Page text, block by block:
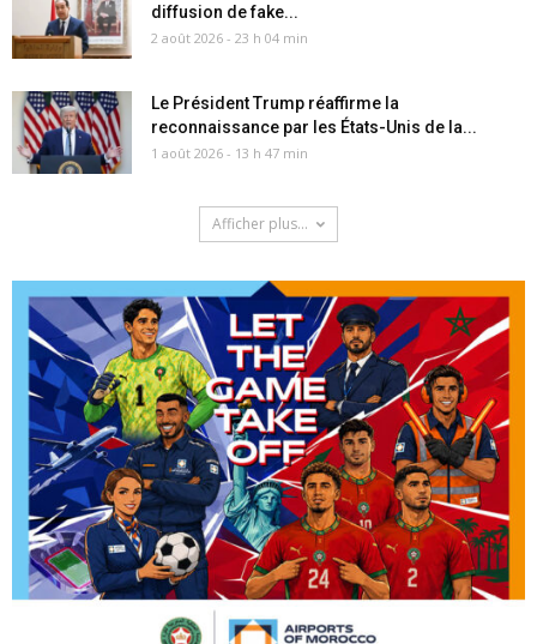
diffusion de fake...
2 août 2026 - 23 h 04 min
Le Président Trump réaffirme la
reconnaissance par les États-Unis de la...
1 août 2026 - 13 h 47 min
Afficher plus...